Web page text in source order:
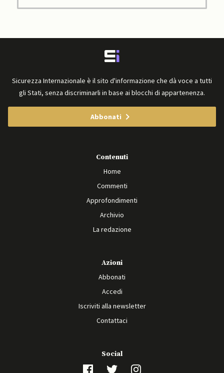
Sicurezza Internazionale è il sito d'informazione che dà voce a tutti
gli Stati, senza discriminarli in base ai blocchi di appartenenza.
Abbonati
Contenuti
Home
Commenti
Approfondimenti
Archivio
La redazione
Azioni
Abbonati
Accedi
Iscriviti alla newsletter
Contattaci
Social